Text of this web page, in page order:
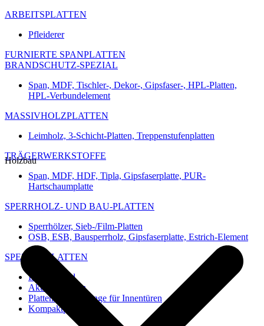
ARBEITSPLATTEN
Pfleiderer
FURNIERTE SPANPLATTEN
BRANDSCHUTZ-SPEZIAL
Span, MDF, Tischler-, Dekor-, Gipsfaser-, HPL-Platten,
HPL-Verbundelement
MASSIVHOLZPLATTEN
Leimholz, 3-Schicht-Platten, Treppenstufenplatten
TRÄGERWERKSTOFFE
Span, MDF, HDF, Tipla, Gipsfaserplatte, PUR-
Hartschaumplatte
SPERRHOLZ- UND BAU-PLATTEN
Sperrhölzer, Sieb-/Film-Platten
OSB, ESB, Bausperrholz, Gipsfaserplatte, Estrich-Element
SPEZIAL-PLATTEN
Imi-Verbund
Akustik-Platten
Platten und Rohlinge für Innentüren
Kompaktplatten
Holzbau